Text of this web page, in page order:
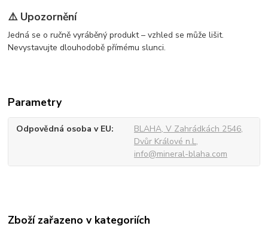
⚠️ Upozornění
Jedná se o ručně vyráběný produkt – vzhled se může lišit.
Nevystavujte dlouhodobě přímému slunci.
Parametry
Odpovědná osoba v EU
BLAHA, V Zahrádkách 2546,
Dvůr Králové n.L,
info@mineral-blaha.com
Zboží zařazeno v kategoriích